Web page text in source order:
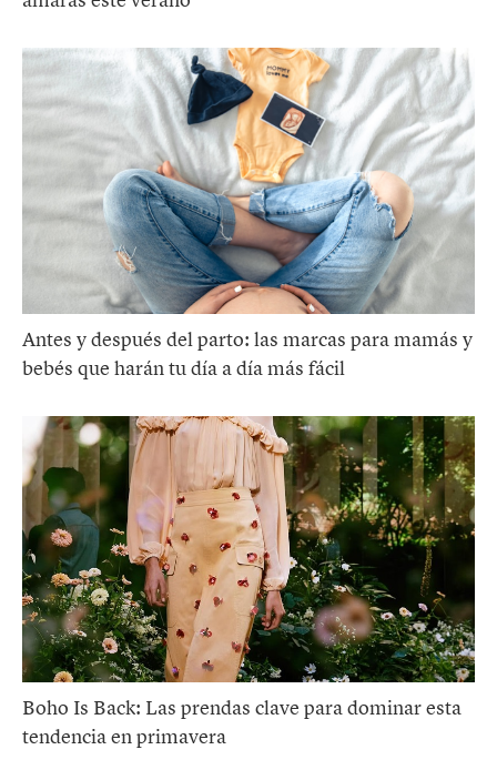
Antes y después del parto: las marcas para mamás y
bebés que harán tu día a día más fácil
Boho Is Back: Las prendas clave para dominar esta
tendencia en primavera